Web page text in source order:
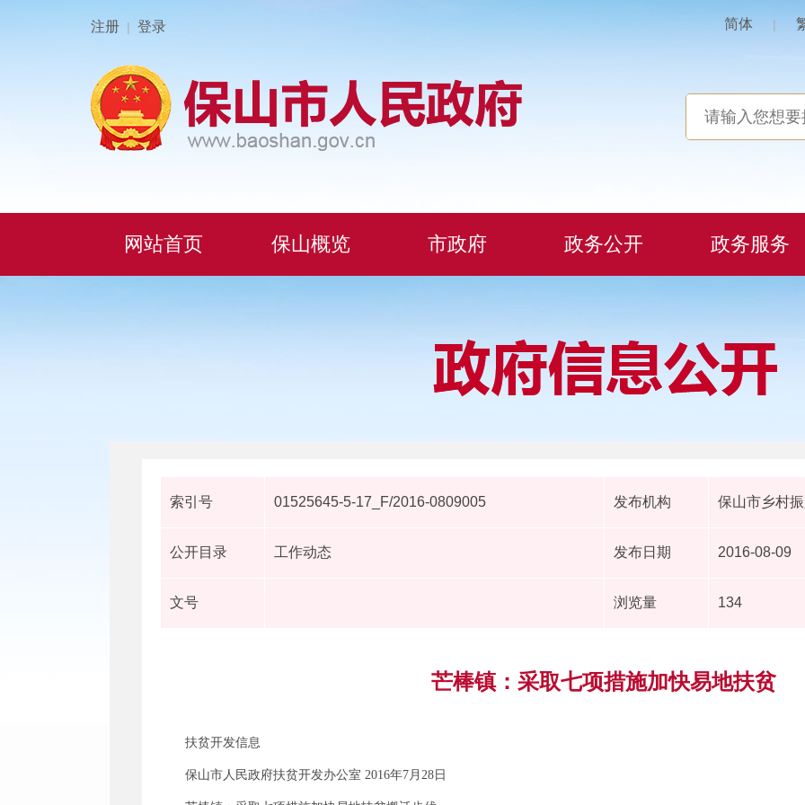
注册 | 登录 简体 |
网站首页 保山概览 市政府 政务公开 政务服务
索引号 01525645-5-17_F/2016-0809005 发布机构 保山市乡村
公开目录 工作动态 发布日期 2016-08-09
文号 浏览量 134
芒棒镇：采取七项措施加快易地扶贫
扶贫开发信息
保山市人民政府扶贫开发办公室 2016年7月28日